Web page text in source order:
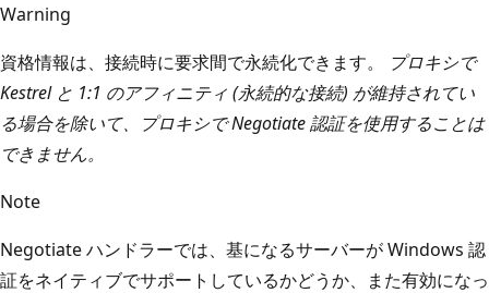
Warning
資格情報は、接続時に要求間で永続化できます。
プロキシで
Kestrel と 1:1 のアフィニティ (永続的な接続) が維持されてい
る場合を除いて、プロキシで Negotiate 認証を使用することは
できません。
Note
Negotiate ハンドラーでは、基になるサーバーが Windows 認
証をネイティブでサポートしているかどうか、また有効になっ